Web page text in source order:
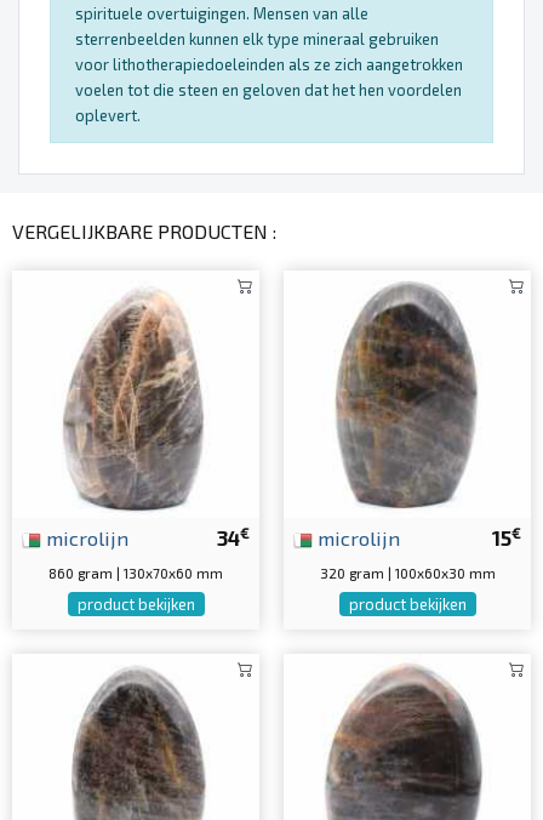
spirituele overtuigingen. Mensen van alle
sterrenbeelden kunnen elk type mineraal gebruiken
voor lithotherapiedoeleinden als ze zich aangetrokken
voelen tot die steen en geloven dat het hen voordelen
oplevert.
VERGELIJKBARE PRODUCTEN :
34€
microlijn
860 gram | 130x70x60 mm
product bekijken
15€
microlijn
320 gram | 100x60x30 mm
product bekijken